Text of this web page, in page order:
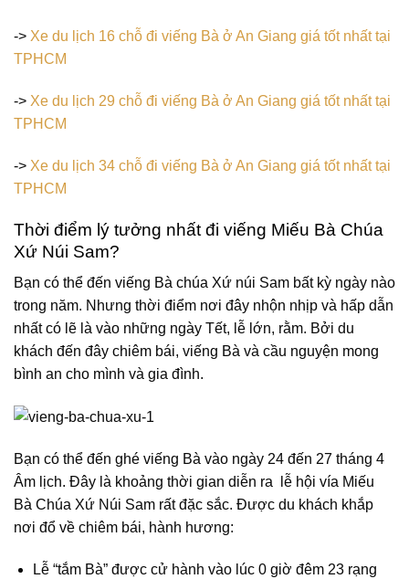
-> Xe du lịch 16 chỗ đi viếng Bà ở An Giang giá tốt nhất tại
TPHCM
-> Xe du lịch 29 chỗ đi viếng Bà ở An Giang giá tốt nhất tại
TPHCM
-> Xe du lịch 34 chỗ đi viếng Bà ở An Giang giá tốt nhất tại
TPHCM
Thời điểm lý tưởng nhất đi viếng Miếu Bà Chúa
Xứ Núi Sam?
Bạn có thể đến viếng Bà chúa Xứ núi Sam bất kỳ ngày nào
trong năm. Nhưng thời điểm nơi đây nhộn nhịp và hấp dẫn
nhất có lẽ là vào những ngày Tết, lễ lớn, rằm. Bởi du
khách đến đây chiêm bái, viếng Bà và cầu nguyện mong
bình an cho mình và gia đình.
Bạn có thể đến ghé viếng Bà vào ngày 24 đến 27 tháng 4
Âm lịch. Đây là khoảng thời gian diễn ra lễ hội vía Miếu
Bà Chúa Xứ Núi Sam rất đặc sắc. Được du khách khắp
nơi đổ về chiêm bái, hành hương:
Lễ “tắm Bà” được cử hành vào lúc 0 giờ đêm 23 rạng